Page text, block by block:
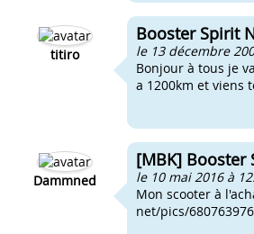
titiro
Booster Spirit
le 13 décembre
Bonjour à tous je
a 1200km et viens
Dammned
[MBK] Booster
le 10 mai 2016 à
Mon scooter à
net/pics/